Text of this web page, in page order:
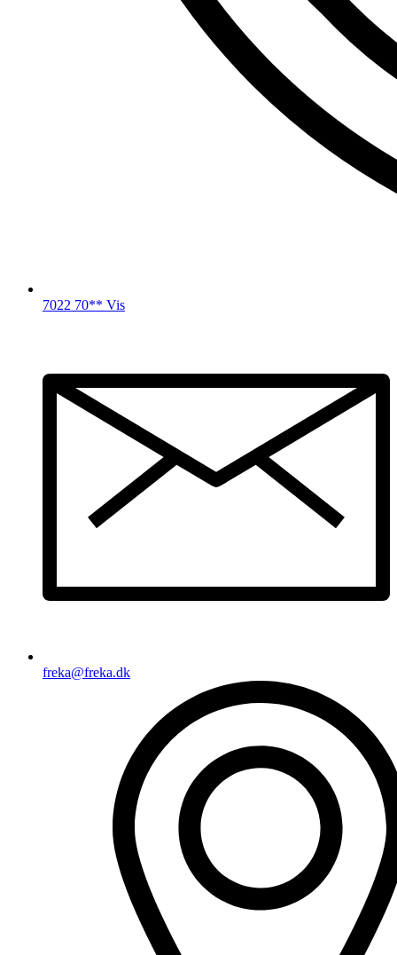
7022 70** Vis
freka@freka.dk